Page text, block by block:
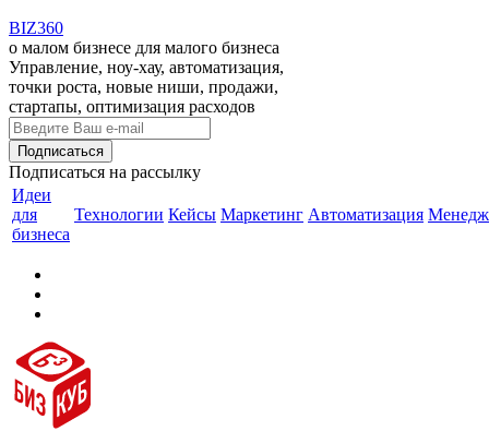
BIZ360
о малом бизнесе для малого бизнеса
Управление, ноу-хау, автоматизация,
точки роста, новые ниши, продажи,
стартапы, оптимизация расходов
Подписаться на рассылку
Идеи
для
бизнеса
Технологии Кейсы Маркетинг Автоматизация